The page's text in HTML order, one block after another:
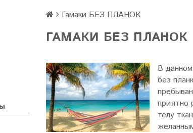
Гамаки БЕЗ ПЛАНОК
ГАМАКИ БЕЗ ПЛАНОК
В
без
приятно
телу